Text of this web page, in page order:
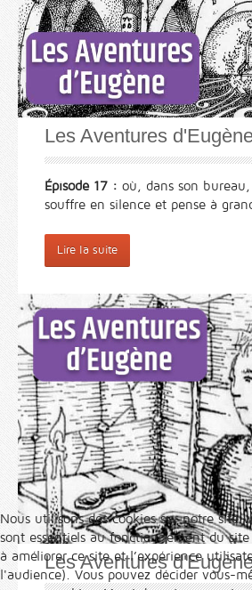
Les Aventures
Épisode 17 : où, dans son
souffre en silence et pense à
Lire la suite
Les Aventures
Nous utilisons des cookies sur notre site
sont essentiels au fonctionnement du
à améliorer ce site et l’expérience
l'audience). Vous pouvez décider vous-